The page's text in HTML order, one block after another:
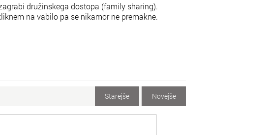
družinskega dostopa (family sharing).
na vabilo pa se nikamor ne premakne.
Novejše
Starejše